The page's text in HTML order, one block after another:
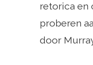
retorica en
proberen
door